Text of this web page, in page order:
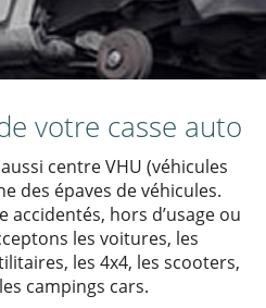
votre casse auto
centre VHU (véhicules
des épaves de véhicules.
accidentés, hors d’usage ou
les voitures, les
les 4x4, les scooters,
campings cars.